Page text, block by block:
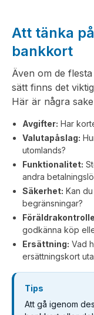
Att tänka
bankkort
Även om de
sätt finns det
Här är några
Avgifter: Har
Valutapåslag:
utomlands?
Funktionalitet:
andra
Säkerhet: Kan
begränsningar?
godkänna köp
Ersättning: Vad
ersättningskort
Tips
Att gå igenom